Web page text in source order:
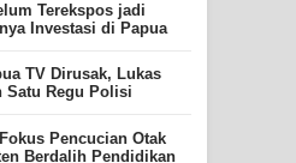
Terekspos jadi
Investasi di Papua
TV Dirusak, Lukas
Satu Regu Polisi
Pencucian Otak
Berdalih Pendidikan